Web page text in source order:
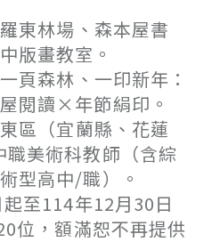
林場、森本屋書
版畫教室。
森林、一印新年：
閱讀×年節絹印。
（宜蘭縣、花蓮
美術科教師（含綜
型高中/職）。
至114年12月30日
位，額滿恕不再提供